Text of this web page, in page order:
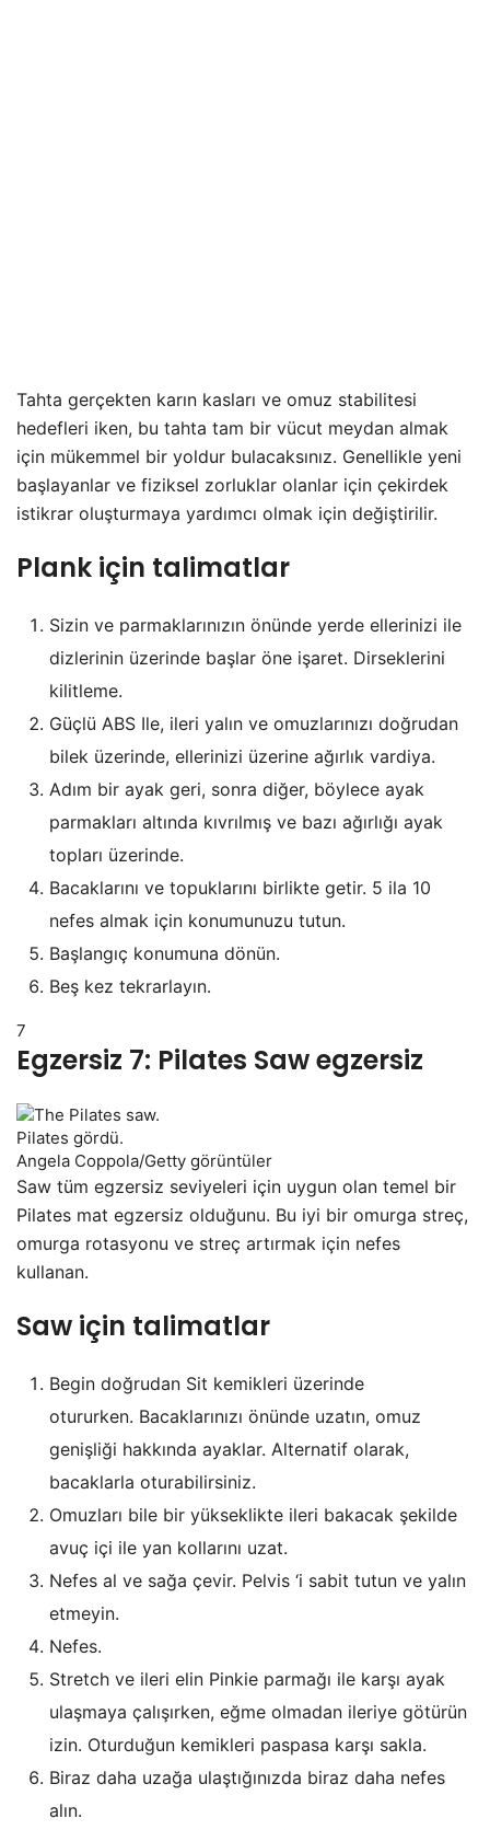
Tahta gerçekten karın kasları ve omuz stabilitesi
hedefleri iken, bu tahta tam bir vücut meydan almak
için mükemmel bir yoldur bulacaksınız. Genellikle yeni
başlayanlar ve fiziksel zorluklar olanlar için çekirdek
istikrar oluşturmaya yardımcı olmak için değiştirilir.
Plank için talimatlar
Sizin ve parmaklarınızın önünde yerde ellerinizi ile
dizlerinin üzerinde başlar öne işaret. Dirseklerini
kilitleme.
Güçlü ABS Ile, ileri yalın ve omuzlarınızı doğrudan
bilek üzerinde, ellerinizi üzerine ağırlık vardiya.
Adım bir ayak geri, sonra diğer, böylece ayak
parmakları altında kıvrılmış ve bazı ağırlığı ayak
topları üzerinde.
Bacaklarını ve topuklarını birlikte getir. 5 ila 10
nefes almak için konumunuzu tutun.
Başlangıç konumuna dönün.
Beş kez tekrarlayın.
7
Egzersiz 7: Pilates Saw egzersiz
Pilates gördü.
Angela Coppola/Getty görüntüler
Saw tüm egzersiz seviyeleri için uygun olan temel bir
Pilates mat egzersiz olduğunu. Bu iyi bir omurga streç,
omurga rotasyonu ve streç artırmak için nefes
kullanan.
Saw için talimatlar
Begin doğrudan Sit kemikleri üzerinde
otururken. Bacaklarınızı önünde uzatın, omuz
genişliği hakkında ayaklar. Alternatif olarak,
bacaklarla oturabilirsiniz.
Omuzları bile bir yükseklikte ileri bakacak şekilde
avuç içi ile yan kollarını uzat.
Nefes al ve sağa çevir. Pelvis ‘i sabit tutun ve yalın
etmeyin.
Nefes.
Stretch ve ileri elin Pinkie parmağı ile karşı ayak
ulaşmaya çalışırken, eğme olmadan ileriye götürün
izin. Oturduğun kemikleri paspasa karşı sakla.
Biraz daha uzağa ulaştığınızda biraz daha nefes
alın.